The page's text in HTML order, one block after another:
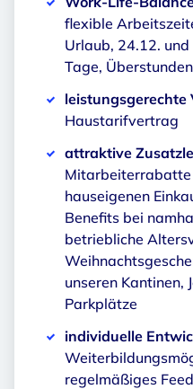
flexible
Urlaub, 24.12.
Tage,
leistungsgerechte
Haustarifvertrag
attraktive
Mitarbeiterrabatte
hauseigenen
Benefits bei
betriebliche
unseren Kantinen,
Parkplätze
individuelle
regelmäßiges